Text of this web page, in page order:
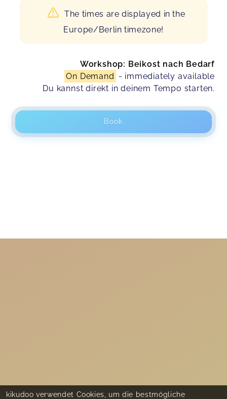
The times are displayed in the
Europe/Berlin timezone!
Workshop: Beikost nach Bedarf
On Demand - immediately available
Du kannst direkt in deinem Tempo starten.
Book
kikudoo verwendet Cookies, um die bestmögliche